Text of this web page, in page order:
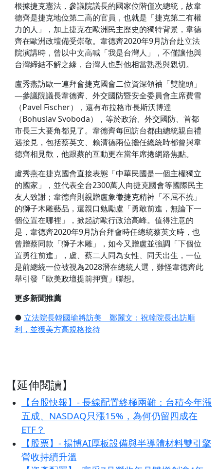
根據捷克憲法，參議院議長的國家位階僅次總統，故韋
德齊是捷克地位第二高的官員，也就是「捷克第二有權
力的人」，加上捷克在歐洲民主歷史的獨特背景，韋德
齊在歐洲政壇備受崇敬。韋德齊2020年9月訪台赴立法
院演講時，曾以中文高喊「我是台灣人」，不僅讓他與
台灣締結不解之緣，台灣人也對他相當熟悉與親切。
盧秀燕訪歐一連拜會捷克國會二位資深領袖「雙龍頭」
—參議院議長韋德齊、外交國防暨安全委員會主席費雪
（Pavel Fischer），還有布拉格市長斯沃博達
（Bohuslav Svoboda），等於政治、外交國防、首都
市長三大要角都見了。韋德齊每回訪台都由總統親自禮
遇接見，包括蔡英文、賴清德兩位擔任總統時都曾與韋
德齊相見歡，他跟蔡的互動更在當年席捲網路焦點。
盧秀燕在捷克國會直接表態「中華民國是一個主權獨立
的國家」，並代表全台2300萬人向捷克國會等國際民主
友人致謝；韋德齊則親贈盧象徵捷克精神「不屈不撓」
的獅子木雕藝品，還親口勉勵盧「勇敢前進，無論下一
個位置在哪裡」，掀起訪歐行政治高峰。值得注意的
是，韋德齊2020年9月訪台拜會時任總統蔡英文時，也
曾贈蔡同款「獅子木雕」，如今又贈盧並強調「下個位
置勇往前進」，盧、蔡二人同為女性、同天出生，一位
是前總統一位被視為2028潛在總統人選，難怪韋德齊此
舉引發「歐美政壇提前押寶」聯想。
更多新聞推薦
● 立法院長韓國瑜將訪美 鄭麗文：祝韓院長出訪順
利，並獲美方高規格接待
【延伸閱讀】
【台股快報】- 長線配置終極兩難：台積今年漲
五成、NASDAQ只漲15%，為何仍留四成在
ETF？
【股票】- 揚博AI厚板設備與半導體材料雙引擎
營收持續升溫